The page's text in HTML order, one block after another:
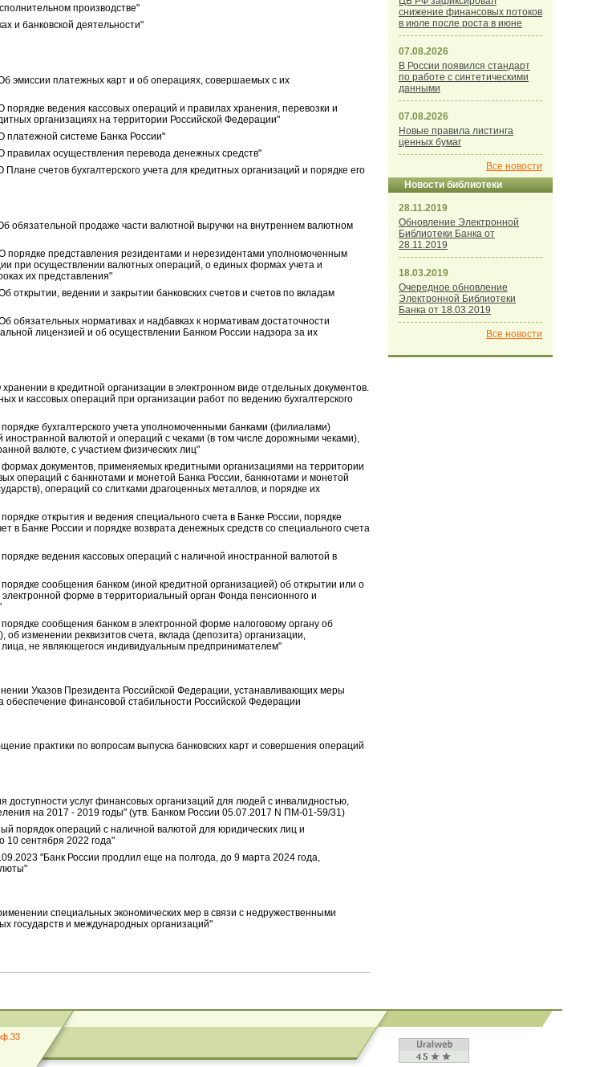
производстве"
и банковской деятельности"
эмиссии платежных карт и об операциях, совершаемых с их
ведения кассовых операций и правилах хранения, перевозки и
организациях на территории Российской Федерации"
платежной системе Банка России"
осуществления перевода денежных средств"
счетов бухгалтерского учета для кредитных организаций и порядке его
обязательной продаже части валютной выручки на внутреннем валютном
порядке представления резидентами и нерезидентами уполномоченным
при осуществлении валютных операций, о единых формах учета и
их представления"
открытии, ведении и закрытии банковских счетов и счетов по вкладам
обязательных нормативах и надбавках к нормативам достаточности
лицензией и об осуществлении Банком России надзора за их
в кредитной организации в электронном виде отдельных документов.
и кассовых операций при организации работ по ведению бухгалтерского
бухгалтерского учета уполномоченными банками (филиалами)
иностранной валютой и операций с чеками (в том числе дорожными чеками),
валюте, с участием физических лиц"
документов, применяемых кредитными организациями на территории
операций с банкнотами и монетой Банка России, банкнотами и монетой
операций со слитками драгоценных металлов, и порядке их
открытия и ведения специального счета в Банке России, порядке
в Банке России и порядке возврата денежных средств со специального счета
ведения кассовых операций с наличной иностранной валютой в
сообщения банком (иной кредитной организацией) об открытии или о
форме в территориальный орган Фонда пенсионного и
сообщения банком в электронной форме налоговому органу об
об изменении реквизитов счета, вклада (депозита) организации,
не являющегося индивидуальным предпринимателем"
Указов Президента Российской Федерации, устанавливающих меры
обеспечение финансовой стабильности Российской Федерации
практики по вопросам выпуска банковских карт и совершения операций
услуг финансовых организаций для людей с инвалидностью,
на 2017 - 2019 годы" (утв. Банком России 05.07.2017 N ПМ-01-59/31)
порядок операций с наличной валютой для юридических лиц и
10 сентября 2022 года"
"Банк России продлил еще на полгода, до 9 марта 2024 года,
специальных экономических мер в связи с недружественными
государств и международных организаций"
снижение финансовых потоков
в июле после роста в июне
07.08.2026
В России появился стандарт
по работе с синтетическими
данными
07.08.2026
Новые правила листинга
ценных бумаг
Все новости
Новости библиотеки
28.11.2019
Обновление Электронной
Библиотеки Банка от
28.11.2019
18.03.2019
Очередное обновление
Электронной Библиотеки
Банка от 18.03.2019
Все новости